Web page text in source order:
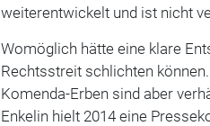
weiterentwickelt und ist nicht
Womöglich hätte eine klare
Rechtsstreit schlichten
Komenda-Erben sind aber
Enkelin hielt 2014 eine